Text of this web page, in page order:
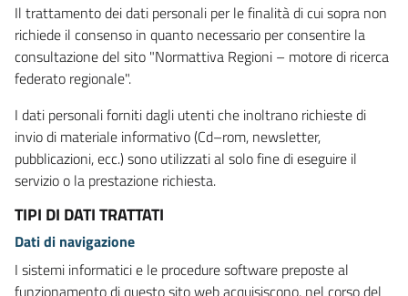
Il trattamento dei dati personali per le finalità di cui sopra non
richiede il consenso in quanto necessario per consentire la
consultazione del sito "Normattiva Regioni – motore di ricerca
federato regionale".
I dati personali forniti dagli utenti che inoltrano richieste di
invio di materiale informativo (Cd–rom, newsletter,
pubblicazioni, ecc.) sono utilizzati al solo fine di eseguire il
servizio o la prestazione richiesta.
TIPI DI DATI TRATTATI
Dati di navigazione
I sistemi informatici e le procedure software preposte al
funzionamento di questo sito web acquisiscono, nel corso del